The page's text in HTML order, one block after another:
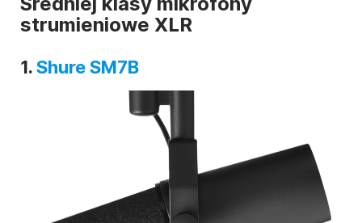
strumieniowe XLR
1.Shure SM7B